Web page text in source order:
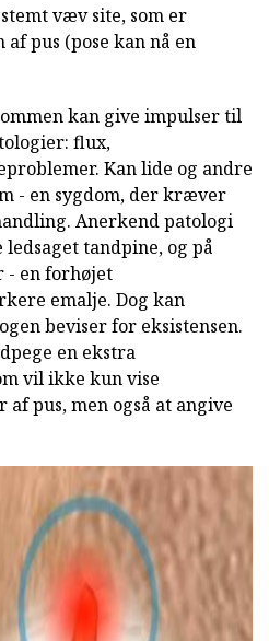
væv site, som er
pus (pose kan nå en
kan give impulser til
flux,
Kan lide og andre
- en sygdom, der kræver
Anerkend patologi
tandpine, og på
- en forhøjet
emalje. Dog kan
beviser for eksistensen.
en ekstra
vil ikke kun vise
pus, men også at angive